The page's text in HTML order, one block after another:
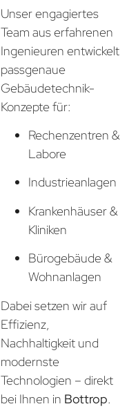
Unser engagiertes
Team aus erfahrenen
Ingenieuren entwickelt
passgenaue
Gebäudetechnik-
Konzepte für:
Rechenzentren &
Labore
Industrieanlagen
Krankenhäuser &
Kliniken
Bürogebäude &
Wohnanlagen
Dabei setzen wir auf
Effizienz,
Nachhaltigkeit und
modernste
Technologien – direkt
bei Ihnen in Bottrop.